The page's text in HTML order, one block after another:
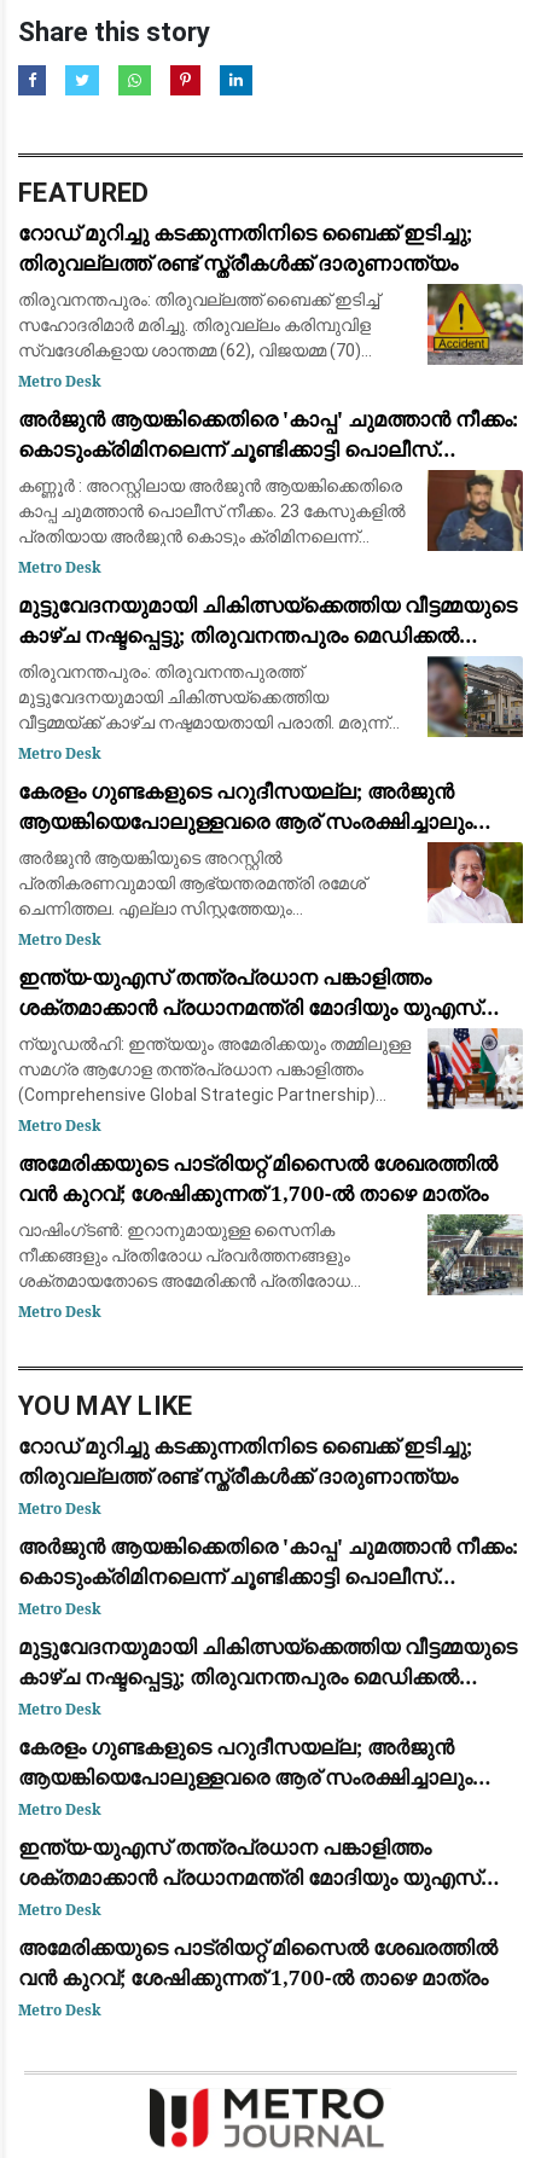
Share this story
FEATURED
റോഡ് മുറിച്ചു കടക്കുന്നതിനിടെ ബൈക്ക് ഇടിച്ചു;
തിരുവല്ലത്ത് രണ്ട് സ്ത്രീകള്‍ക്ക് ദാരുണാന്ത്യം
തിരുവനന്തപുരം: തിരുവല്ലത്ത് ബൈക്ക് ഇടിച്ച്
സഹോദരിമാര്‍ മരിച്ചു. തിരുവല്ലം കരിമ്പുവിള
സ്വദേശികളായ ശാന്തമ്മ (62), വിജയമ്മ (70)
എന്നിവരാണ് മരിച്ചത്. ഇന്ന് രാവിലെ തിരുവല്ലം
Metro Desk
അർജുൻ ആയങ്കിക്കെതിരെ 'കാപ്പ' ചുമത്താൻ നീക്കം:
കൊടുംക്രിമിനലെന്ന് ചൂണ്ടിക്കാട്ടി പൊലീസ്
റിപ്പോർട്ട് നൽകും
കണ്ണൂർ : അറസ്റ്റിലായ അർജുൻ ആയങ്കിക്കെതിരെ
കാപ്പ ചുമത്താൻ പൊലീസ് നീക്കം. 23 കേസുകളിൽ
പ്രതിയായ അർജുൻ കൊടും ക്രിമിനലെന്ന്
പൊലീസ് റിപ്പോർട്ട് നൽകും. അർജുനെതിരെ രണ്ട്
Metro Desk
മുട്ടുവേദനയുമായി ചികിത്സയ്ക്കെത്തിയ വീട്ടമ്മയുടെ
കാഴ്ച നഷ്ടപ്പെട്ടു; തിരുവനന്തപുരം മെഡിക്കൽ
കോളെജ് ഡോക്റ്റർക്കെതിരേ പരാതി
തിരുവനന്തപുരം: തിരുവനന്തപുരത്ത്
മുട്ടുവേദനയുമായി ചികിത്സയ്ക്കെത്തിയ
വീട്ടമ്മയ്ക്ക് കാഴ്ച നഷ്ടമായതായി പരാതി. മരുന്ന്
മാറി നൽകിയെന്നാരോപിച്ച് തിരുവനന്തപുരം
ആന്‍റണിക്ക
Metro Desk
കേരളം ഗുണ്ടകളുടെ പറുദീസയല്ല; അർജുൻ
ആയങ്കിയെപോലുള്ളവരെ ആര് സംരക്ഷിച്ചാലും
കാര്യമില്ല: രമേശ് ചെന്നിത്തല
അർജുൻ ആയങ്കിയുടെ അറസ്റ്റിൽ
പ്രതികരണവുമായി ആഭ്യന്തരമന്ത്രി രമേശ്
ചെന്നിത്തല. എല്ലാ സിസ്റ്റത്തേയും
വെല്ലുവിളിക്കുന്ന ഗുണ്ടയ്ക്ക് ഇതാണ് അനുഭവം.
സ്വൈര്യജീവിതം അപകടത്തിലാക്കുന
Metro Desk
ഇന്ത്യ-യുഎസ് തന്ത്രപ്രധാന പങ്കാളിത്തം
ശക്തമാക്കാൻ പ്രധാനമന്ത്രി മോദിയും യുഎസ്
വൈസ് പ്രസിഡന്റ് ജെ.ഡി. വാൻസും ചർച്ച നടത്തി
ന്യൂഡൽഹി: ഇന്ത്യയും അമേരിക്കയും തമ്മിലുള്ള
സമഗ്ര ആഗോള തന്ത്രപ്രധാന പങ്കാളിത്തം
(Comprehensive Global Strategic Partnership)
കൂടുതൽ ശക്തമാക്കുന്നതിനായി പ്രധാനമന്ത്രി
Metro Desk
അമേരിക്കയുടെ പാട്രിയറ്റ് മിസൈൽ ശേഖരത്തിൽ
വൻ കുറവ്; ശേഷിക്കുന്നത് 1,700-ൽ താഴെ മാത്രം
വാഷിംഗ്ടൺ: ഇറാനുമായുള്ള സൈനിക
നീക്കങ്ങളും പ്രതിരോധ പ്രവർത്തനങ്ങളും
ശക്തമായതോടെ അമേരിക്കൻ പ്രതിരോധ
സേനയുടെ പക്കലുള്ള പാട്രിയറ്റ്
Metro Desk
YOU MAY LIKE
റോഡ് മുറിച്ചു കടക്കുന്നതിനിടെ ബൈക്ക് ഇടിച്ചു;
തിരുവല്ലത്ത് രണ്ട് സ്ത്രീകള്‍ക്ക് ദാരുണാന്ത്യം
Metro Desk
അർജുൻ ആയങ്കിക്കെതിരെ 'കാപ്പ' ചുമത്താൻ നീക്കം:
കൊടുംക്രിമിനലെന്ന് ചൂണ്ടിക്കാട്ടി പൊലീസ്
റിപ്പോർട്ട് നൽകും
Metro Desk
മുട്ടുവേദനയുമായി ചികിത്സയ്ക്കെത്തിയ വീട്ടമ്മയുടെ
കാഴ്ച നഷ്ടപ്പെട്ടു; തിരുവനന്തപുരം മെഡിക്കൽ
കോളെജ് ഡോക്റ്റർക്കെതിരേ പരാതി
Metro Desk
കേരളം ഗുണ്ടകളുടെ പറുദീസയല്ല; അർജുൻ
ആയങ്കിയെപോലുള്ളവരെ ആര് സംരക്ഷിച്ചാലും
കാര്യമില്ല: രമേശ് ചെന്നിത്തല
Metro Desk
ഇന്ത്യ-യുഎസ് തന്ത്രപ്രധാന പങ്കാളിത്തം
ശക്തമാക്കാൻ പ്രധാനമന്ത്രി മോദിയും യുഎസ്
വൈസ് പ്രസിഡന്റ് ജെ.ഡി. വാൻസും ചർച്ച നടത്തി
Metro Desk
അമേരിക്കയുടെ പാട്രിയറ്റ് മിസൈൽ ശേഖരത്തിൽ
വൻ കുറവ്; ശേഷിക്കുന്നത് 1,700-ൽ താഴെ മാത്രം
Metro Desk